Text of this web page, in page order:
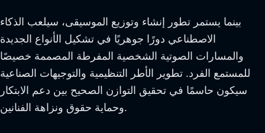
بينما يستمر تطور إنشاء وتوزيع الموسيقى، سيلعب الذكاء
الاصطناعي دورًا جوهريًا في تشكيل الأنواع الجديدة
والمسارات الصوتية الشخصية المفرطة المصممة خصيصًا
للمستمع الفرد. تطوير الأطر التنظيمية والتوجيهات الصناعية
سيكون حاسمًا في تحقيق التوازن الصحيح بين دعم الابتكار
وحماية حقوق ونزاهة الفنانين.